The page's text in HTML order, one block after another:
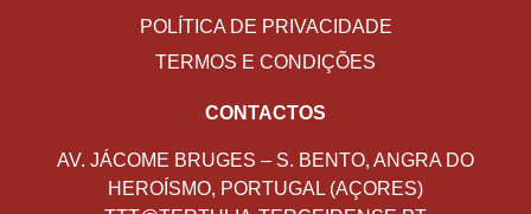
POLÍTICA DE PRIVACIDADE
TERMOS E CONDIÇÕES
CONTACTOS
AV. JÁCOME BRUGES – S. BENTO, ANGRA DO
HEROÍSMO, PORTUGAL (AÇORES)